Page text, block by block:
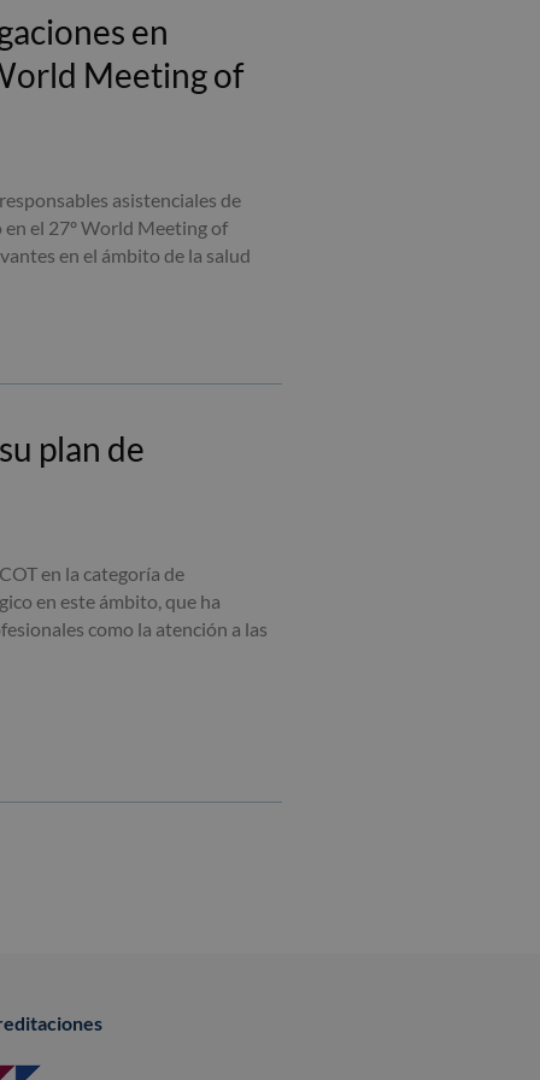
en
Meeting of
asistenciales de
el 27º World Meeting of
en el ámbito de la salud
plan de
en la categoría de
en este ámbito, que ha
como la atención a las